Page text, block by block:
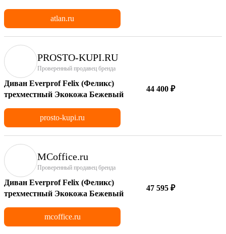
atlan.ru
PROSTO-KUPI.RU
Проверенный продавец бренда
Диван Everprof Felix (Феликс)
трехместный Экокожа Бежевый
44 400 ₽
prosto-kupi.ru
MCoffice.ru
Проверенный продавец бренда
Диван Everprof Felix (Феликс)
трехместный Экокожа Бежевый
47 595 ₽
mcoffice.ru